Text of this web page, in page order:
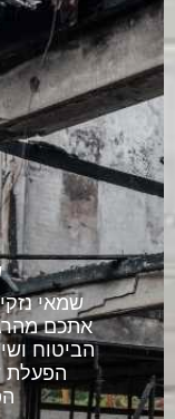
שמאי
אתכם
הביטוח
הפעלת